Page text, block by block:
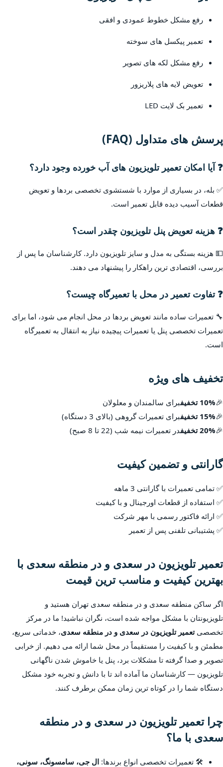
رفع مشکل خطوط عمودی و افقی
تعمیر پیکسل های سوخته
رفع مشکل لکه های تصویر
تعویض لایه های پلاریزور
تعمیر بک لایت LED
پرسش های متداول (FAQ)
❓ آیا امکان تعمیر تلویزیون های آب خورده وجود دارد؟
✅ بله، در بسیاری از موارد با شستشوی تخصصی بردها و تعویض
قطعات آسیب دیده قابل تعمیر است.
❓ هزینه تعویض پنل تلویزیون چقدر است؟
💵 هزینه بستگی به مدل و سایز تلویزیون دارد. کارشناسان ما پس از
بررسی، اقتصادی ترین راهکار را پیشنهاد می دهند.
❓ تفاوت تعمیر در محل با تعمیرگاه چیست؟
🔧 تعمیرات ساده مانند تعویض بردها در محل انجام می شود، اما برای
تعمیرات تخصصی پنل یا تعمیرات پیچیده نیاز به انتقال به تعمیرگاه
است.
تخفیف های ویژه
🎉10% تخفیف
برای سالمندان و معلولان
🎉15% تخفیف
برای تعمیرات گروهی (بالای 3 دستگاه)
🎉20% تخفیف در تعمیرات نیمه شب (22 تا 8 صبح)
گارانتی و تضمین کیفیت
✅ تمامی تعمیرات با گارانتی 3 ماهه
✅ استفاده از قطعات اورجینال و با کیفیت
✅ ارائه فاکتور رسمی با مهر شرکت
✅ پشتیبانی تلفنی پس از تعمیر
تعمیر تلویزیون در سعدی و در منطقه سعدی با
بهترین کیفیت و مناسب ترین قیمت
اگر ساکن منطقه سعدی و در منطقه سعدی تهران هستید و
تلویزیونتان با مشکل مواجه شده است، نگران نباشید! ما در مرکز
تخصصیتعمیر تلویزیون در سعدی و در منطقه سعدی، خدماتی سریع،
مطمئن و با کیفیت را مستقیماً در محل شما ارائه می دهیم. از خرابی
تصویر و صدا گرفته تا مشکلات برد، پنل یا خاموش شدن ناگهانی
تلویزیون — کارشناسان ما آماده اند تا با دانش و تجربه خود مشکل
دستگاه شما را در کوتاه ترین زمان ممکن برطرف کنند.
چرا تعمیر تلویزیون در سعدی و در منطقه
سعدی با ما؟
🛠️ تعمیرات تخصصی انواع برندها: ال جی، سامسونگ، سونی،